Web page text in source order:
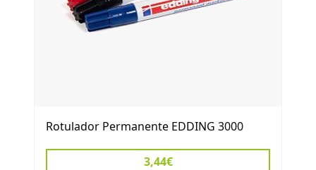
Rotulador Permanente EDDING 3000
3,44€